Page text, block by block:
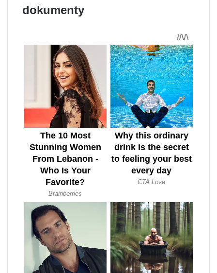
dokumenty